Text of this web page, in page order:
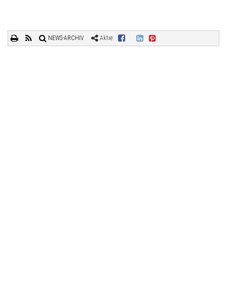
NEWS-ARCHIV Aktie: